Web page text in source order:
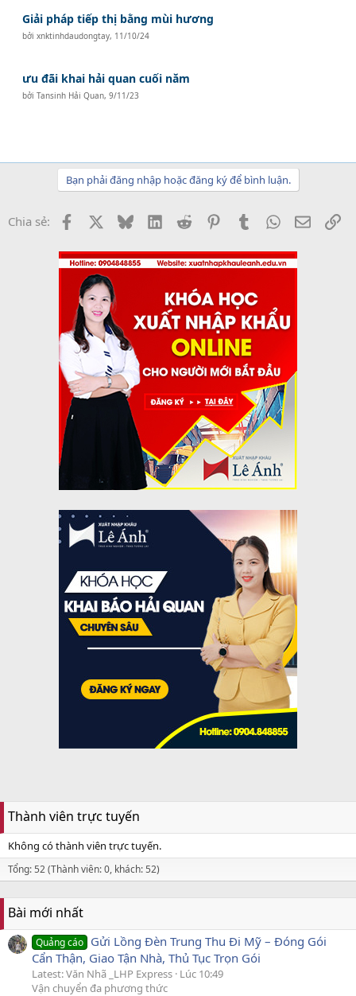
Giải pháp tiếp thị bằng mùi hương
bởixnktinhdaudongtay, 11/10/24
ưu đãi khai hải quan cuối năm
bởiTansinh Hải Quan,9/11/23
Bạn phải đăng nhập hoặc đăng ký để bình luận.
Chia sẻ: Facebook BlueskyLinkedInReddit PinterestTumblrWhatsApp
Email
Thành viên trực tuyến
Không có thành viên trực tuyến.
Tổng: 52 (Thành viên: 0, khách: 52)
Bài mới nhất
Quảng cáo Gửi Lồng Đèn Trung Thu Đi Mỹ – Đóng Gói
Cẩn Thận, Giao Tận Nhà, Thủ Tục Trọn Gói
Latest: Văn Nhã _LHP Express Lúc 10:49
Vận chuyển đa phương thức